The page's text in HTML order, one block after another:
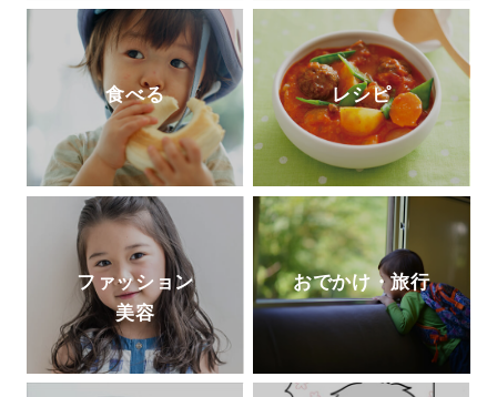
食べる レシピ
ファッション
美容
おでかけ・旅行